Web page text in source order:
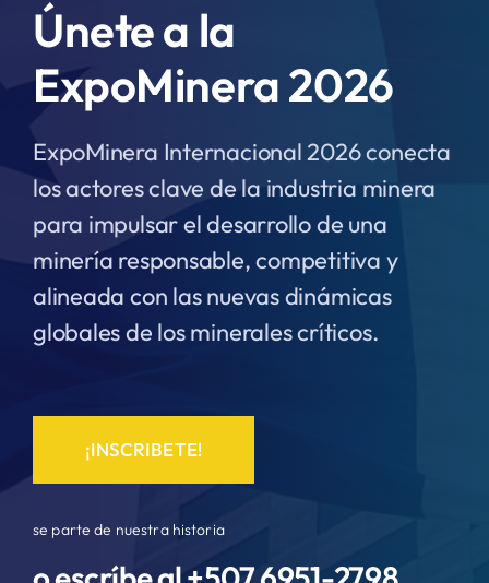
Únete a la
ExpoMinera 2026
ExpoMinera Internacional 2026 conecta
los actores clave de la industria minera
para impulsar el desarrollo de una
minería responsable, competitiva y
alineada con las nuevas dinámicas
globales de los minerales críticos.
¡INSCRIBETE!
se parte de nuestra historia